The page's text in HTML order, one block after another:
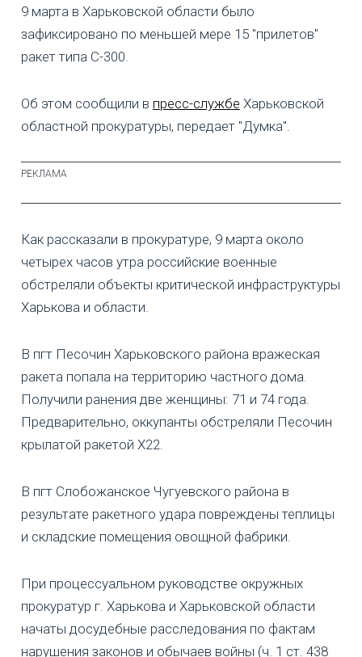
9 марта в Харьковской области было
зафиксировано по меньшей мере 15 "прилетов"
ракет типа С-300.
Об этом сообщили в пресс-службе Харьковской
областной прокуратуры, передает "Думка".
Как рассказали в прокуратуре, 9 марта около
четырех часов утра российские военные
обстреляли объекты критической инфраструктуры
Харькова и области.
В пгт Песочин Харьковского района вражеская
ракета попала на территорию частного дома.
Получили ранения две женщины: 71 и 74 года.
Предварительно, оккупанты обстреляли Песочин
крылатой ракетой Х22.
В пгт Слобожанское Чугуевского района в
результате ракетного удара повреждены теплицы
и складские помещения овощной фабрики.
При процессуальном руководстве окружных
прокуратур г. Харькова и Харьковской области
начаты досудебные расследования по фактам
нарушения законов и обычаев войны (ч. 1 ст. 438